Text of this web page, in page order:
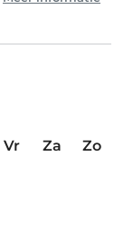
Vr Za
Zo